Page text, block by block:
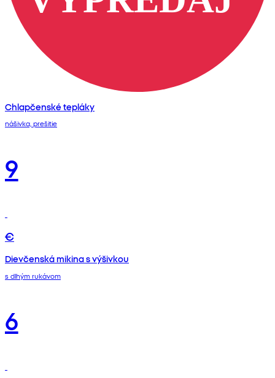
Chlapčenské tepláky
nášivka, prešitie
9
€
Dievčenská mikina s výšivkou
s dlhým rukávom
6